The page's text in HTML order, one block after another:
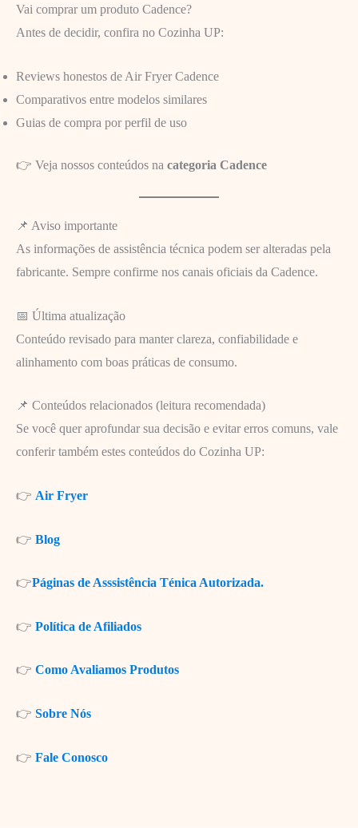
Vai comprar um produto Cadence?
Antes de decidir, confira no Cozinha UP:
Reviews honestos de Air Fryer Cadence
Comparativos entre modelos similares
Guias de compra por perfil de uso
👉 Veja nossos conteúdos na categoria Cadence
📌 Aviso importante
As informações de assistência técnica podem ser alteradas pela
fabricante. Sempre confirme nos canais oficiais da Cadence.
📅 Última atualização
Conteúdo revisado para manter clareza, confiabilidade e
alinhamento com boas práticas de consumo.
📌 Conteúdos relacionados (leitura recomendada)
Se você quer aprofundar sua decisão e evitar erros comuns, vale
conferir também estes conteúdos do Cozinha UP:
👉 Air Fryer
👉 Blog
👉Páginas de Asssistência Ténica Autorizada.
👉 Política de Afiliados
👉 Como Avaliamos Produtos
👉 Sobre Nós
👉 Fale Conosco